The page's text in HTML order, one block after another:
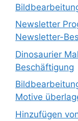
Newsletter
Newsletter-
Dinosaurier
Beschäftigung
Motive
Hinzufügen